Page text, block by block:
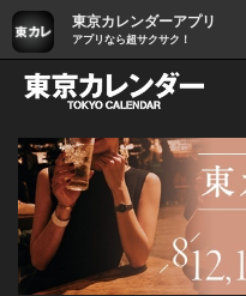
東京カレンダーアプリ
アプリなら超サクサク！
グ